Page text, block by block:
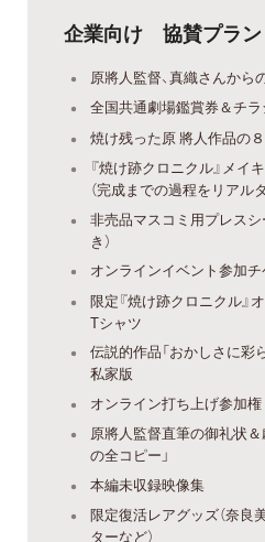
企業向け 協賛プラン
原將人監督、真織さんから
全国共通劇場鑑賞券＆チ
焼け残った原 將人作品の
『焼け跡クロニクル』メイ
（完成までの過程をリアル
非売品マスコミ用プレスシ
き）
オンラインイベント参加
限定『焼け跡クロニクル』
Tシャツ
伝説的作品「おかしさに彩
私家版
オンライン打ち上げ参加権
原將人監督直筆の御礼状
の全コピー」
本編未収録映像集
限定復活レアグッズ（奈良
ターなど）